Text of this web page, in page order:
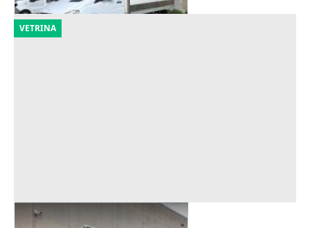
VETRINA
Autocarro Iveco Eurocargo